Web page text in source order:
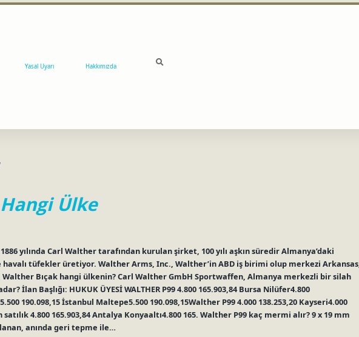
Yasal Uyarı Hakkımızda
Ülke
yılında Carl Walther tarafından kurulan şirket, 100 yılı aşkın süredir Almanya’daki
tüfekler üretiyor. Walther Arms, Inc., Walther’in ABD iş birimi olup merkezi Arkansas,
Bıçak hangi ülkenin? Carl Walther GmbH Sportwaffen, Almanya merkezli bir silah
İlan Başlığı: HUKUK ÜYESİ WALTHER P99 4.800 165.903,84 Bursa Nilüfer4.800
5.500 190.098,15 İstanbul Maltepe5.500 190.098,15Walther P99 4.000 138.253,20 Kayseri4.000
satılık 4.800 165.903,84 Antalya Konyaaltı4.800 165. Walther P99 kaç mermi alır? 9 x 19 mm
anında geri tepme ile…